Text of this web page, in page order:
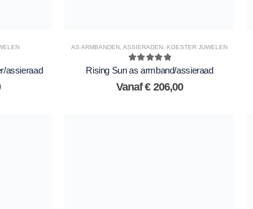
assieraad
AS ARMBANDEN ,ASSIERADEN KOESTER JUWELEN
5.00out of 5
Rising Sun as armband/assieraad
Vanaf€206,00